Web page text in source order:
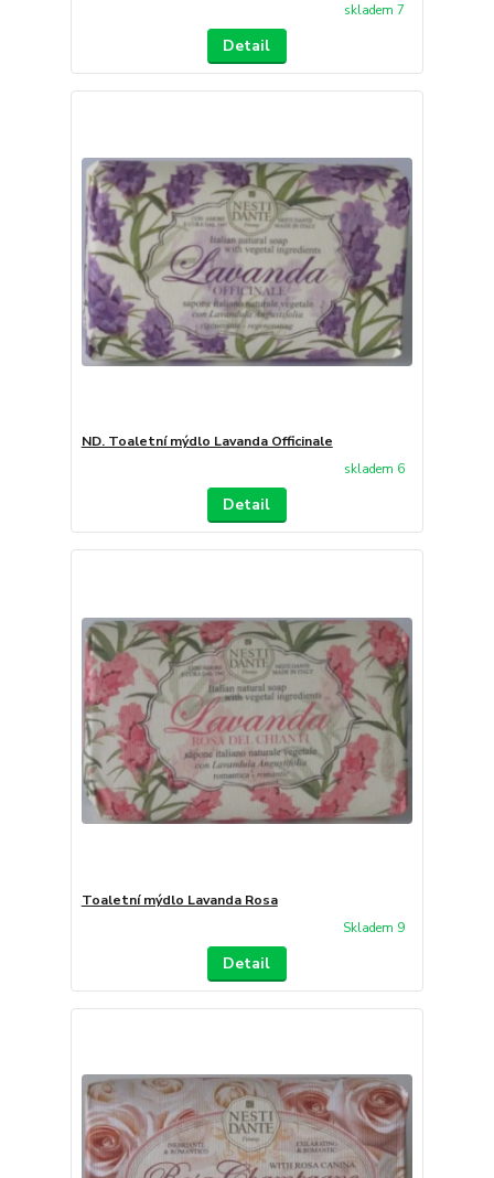
skladem 7
Detail
ND. Toaletní mýdlo Lavanda Officinale
skladem 6
Detail
Toaletní mýdlo Lavanda Rosa
Skladem 9
Detail